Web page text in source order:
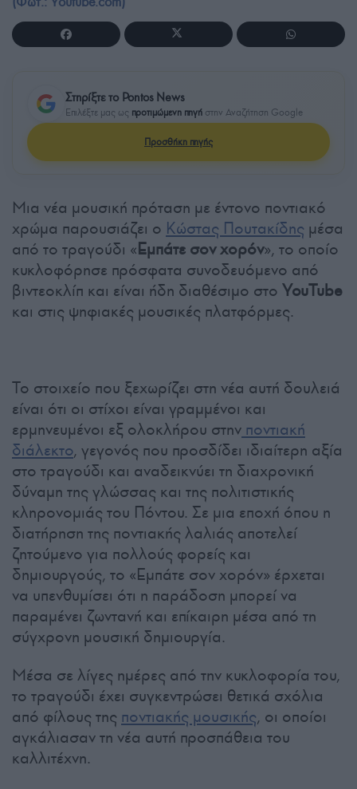
Στηρίξτε το Pontos News
Επιλέξτε μας ως προτιμώμενη πηγή στην Αναζήτηση Google
Προσθήκη πηγής
Μια νέα μουσική πρόταση με έντονο ποντιακό
χρώμα παρουσιάζει ο Κώστας Πουτακίδης μέσα
από το τραγούδι «Εμπάτε σον χορόν», το οποίο
κυκλοφόρησε πρόσφατα συνοδευόμενο από
βιντεοκλίπ και είναι ήδη διαθέσιμο στο YouTube
και στις ψηφιακές μουσικές πλατφόρμες.
Το στοιχείο που ξεχωρίζει στη νέα αυτή δουλειά
είναι ότι οι στίχοι είναι γραμμένοι και
ερμηνευμένοι εξ ολοκλήρου στην ποντιακή
διάλεκτο, γεγονός που προσδίδει ιδιαίτερη αξία
στο τραγούδι και αναδεικνύει τη διαχρονική
δύναμη της γλώσσας και της πολιτιστικής
κληρονομιάς του Πόντου. Σε μια εποχή όπου η
διατήρηση της ποντιακής λαλιάς αποτελεί
ζητούμενο για πολλούς φορείς και
δημιουργούς, το «Εμπάτε σον χορόν» έρχεται
να υπενθυμίσει ότι η παράδοση μπορεί να
παραμένει ζωντανή και επίκαιρη μέσα από τη
σύγχρονη μουσική δημιουργία.
Μέσα σε λίγες ημέρες από την κυκλοφορία του,
το τραγούδι έχει συγκεντρώσει θετικά σχόλια
από φίλους της ποντιακής μουσικής, οι οποίοι
αγκάλιασαν τη νέα αυτή προσπάθεια του
καλλιτέχνη.